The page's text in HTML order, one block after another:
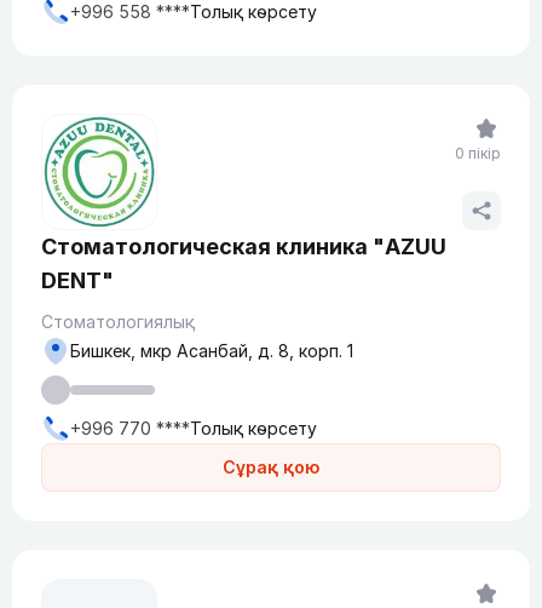
+996 558 ****Толық көрсету
Стоматологическая клиника "AZUU
DENT"
Стоматологиялық
Сұрақ қою
Бишкек, мкр Асанбай, д. 8, корп. 1
+996 770 ****Толық көрсету
0 пікір